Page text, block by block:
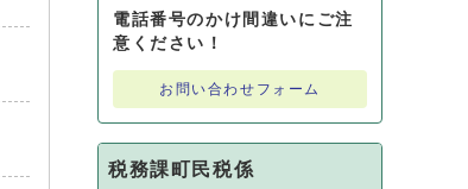
電話番号のかけ間違いにご注
意ください！
お問い合わせフォーム
税務課町民税係